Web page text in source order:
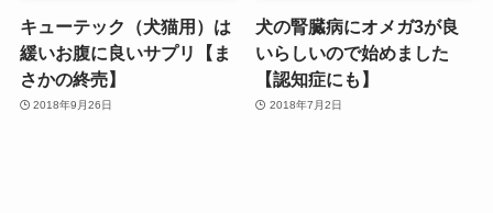
キューテック（犬猫用）は
緩いお腹に良いサプリ【ま
さかの終売】
2018年9月26日
犬の腎臓病にオメガ3が良
いらしいので始めました
【認知症にも】
2018年7月2日